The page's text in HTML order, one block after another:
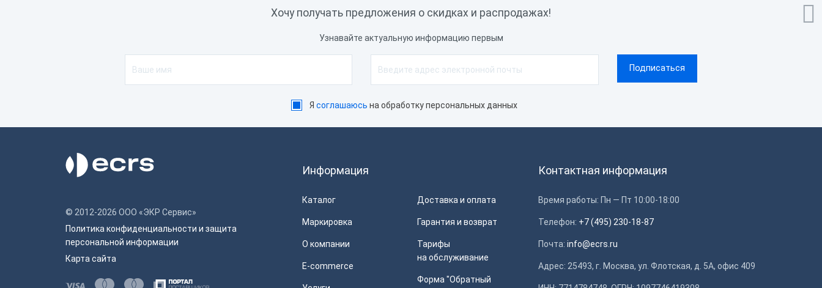
Сбросить

Хочу получать предложения о скидках и распродажах!
Узнавайте актуальную информацию первым
Я соглашаюсь на обработку персональных данных
© 2012-2026 ООО «ЭКР Сервис»
Политика конфиденциальности и защита
персональной информации
Карта сайта
Информация
Каталог
Маркировка
О компании
E-commerce
Доставка и оплата
Гарантия и возврат
Тарифы
на обслуживание
Форма "Обратный
Контактная информация
Время работы: Пн — Пт 10:00-18:00
Телефон: +7 (495) 230-18-87
Почта:info@ecrs.ru
Адрес: 25493, г. Москва, ул. Флотская, д. 5А, офис 409